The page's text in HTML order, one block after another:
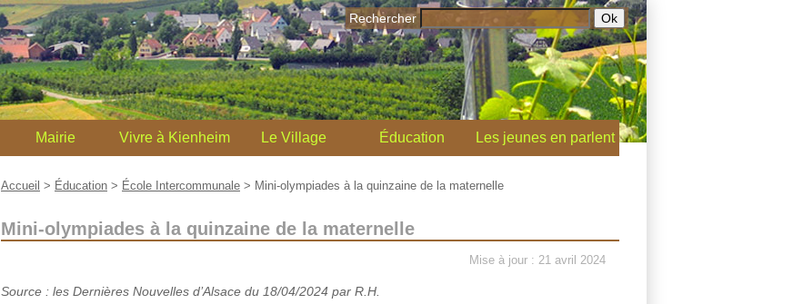
Rechercher
Mairie Vivre à Kienheim Le Village Éducation Les jeunes en parlent
Accueil > Éducation > École Intercommunale > Mini-olympiades à la quinzaine de la maternelle
Mini-olympiades à la quinzaine de la maternelle
Mise à jour : 21 avril 2024
Source : les Dernières Nouvelles d’Alsace du 18/04/2024 par R.H.